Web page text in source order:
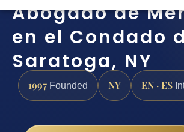
Abogado de
en el Condado
Saratoga, NY
1997 Founded NY EN · ES